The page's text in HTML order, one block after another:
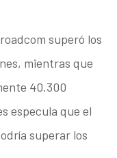
superó los
mientras que
40.300
especula que el
superar los